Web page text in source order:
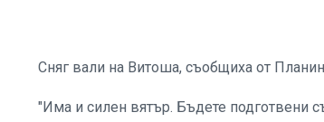
Сняг вали на Витоша, съобщиха от
"Има и силен вятър. Бъдете подготвени